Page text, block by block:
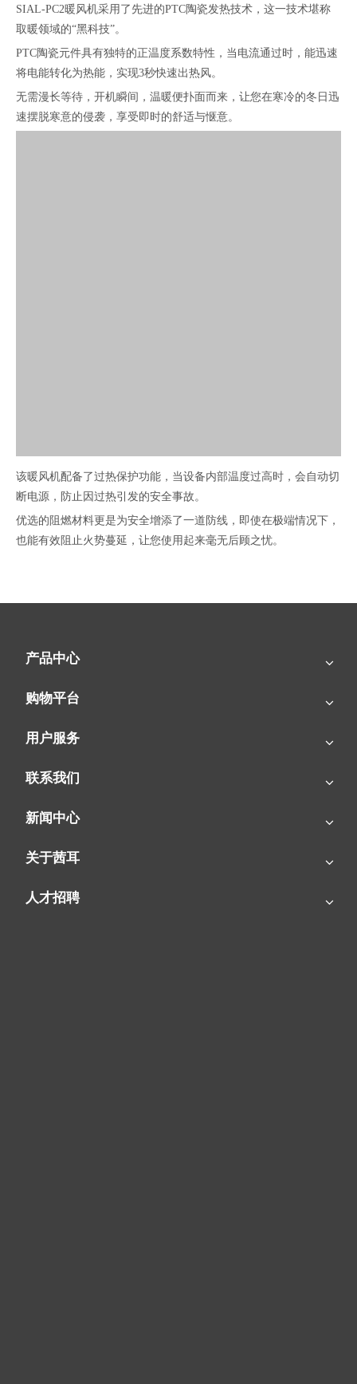
SIAL-PC2暖风机采用了先进的PTC陶瓷发热技术，这一技术堪称
取暖领域的“黑科技”。
PTC陶瓷元件具有独特的正温度系数特性，当电流通过时，能迅速
将电能转化为热能，实现3秒快速出热风。
无需漫长等待，开机瞬间，温暖便扑面而来，让您在寒冷的冬日迅
速摆脱寒意的侵袭，享受即时的舒适与惬意。
该暖风机配备了过热保护功能，当设备内部温度过高时，会自动切
断电源，防止因过热引发的安全事故。
优选的阻燃材料更是为安全增添了一道防线，即使在极端情况下，
也能有效阻止火势蔓延，让您使用起来毫无后顾之忧。
产品中心
购物平台
用户服务
联系我们
新闻中心
关于茜耳
人才招聘